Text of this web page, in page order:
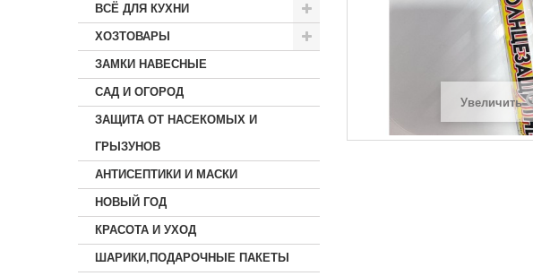
ВСЁ ДЛЯ КУХНИ
ХОЗТОВАРЫ
ЗАМКИ НАВЕСНЫЕ
САД И ОГОРОД
ЗАЩИТА ОТ НАСЕКОМЫХ И
ГРЫЗУНОВ
АНТИСЕПТИКИ И МАСКИ
НОВЫЙ ГОД
КРАСОТА И УХОД
ШАРИКИ,ПОДАРОЧНЫЕ ПАКЕТЫ
Увеличить